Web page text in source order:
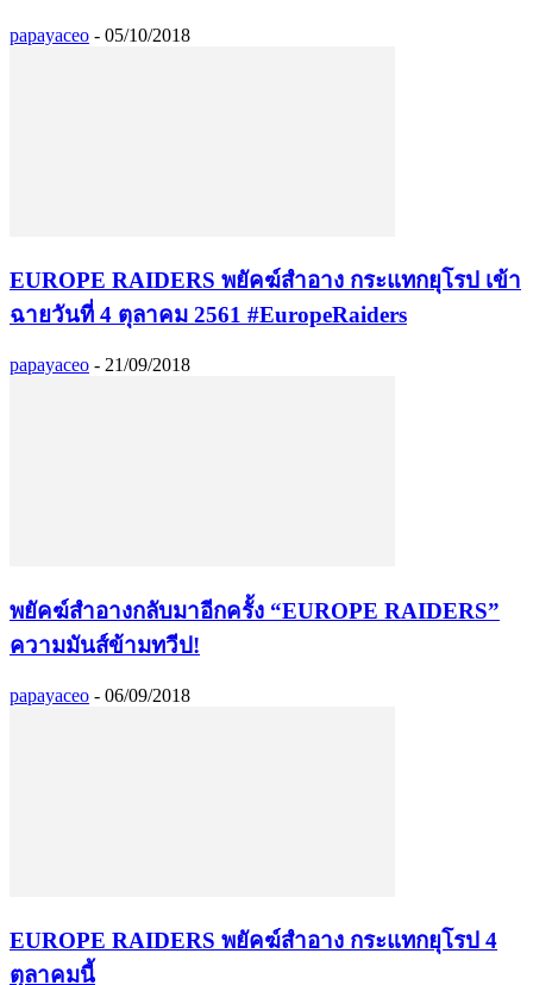
papayaceo - 05/10/2018
EUROPE RAIDERS พยัคฆ์สำอาง กระแทกยุโรป เข้า
ฉายวันที่ 4 ตุลาคม 2561 #EuropeRaiders
papayaceo - 21/09/2018
พยัคฆ์สำอางกลับมาอีกครั้ง “EUROPE RAIDERS”
ความมันส์ข้ามทวีป!
papayaceo - 06/09/2018
EUROPE RAIDERS พยัคฆ์สำอาง กระแทกยุโรป 4
ตุลาคมนี้